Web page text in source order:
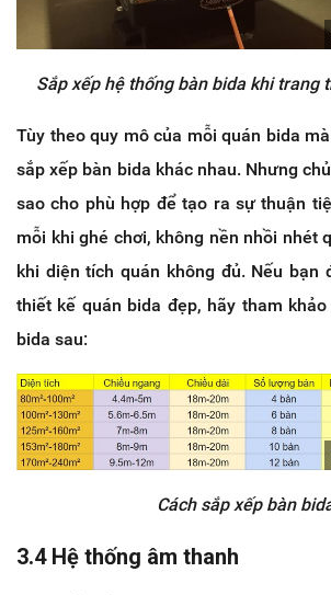
Sắp xếp hệ thống bàn bida khi trang
Tùy theo quy mô của mỗi quán bida
sắp xếp bàn bida khác nhau. Nhưng
sao cho phù hợp để tạo ra sự thuận
mỗi khi ghé chơi, không nền nhồi nhét
khi diện tích quán không đủ. Nếu bạn
thiết kế quán bida đẹp, hãy tham
bida sau:
Cách sắp xếp bàn
3.4 Hệ thống âm thanh